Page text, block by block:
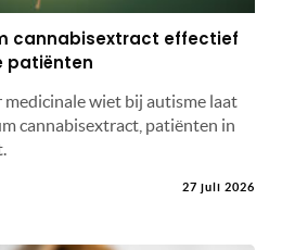
cannabisextract effectief
patiënten
wiet bij autisme laat
cannabisextract, patiënten in
27 juli 2026